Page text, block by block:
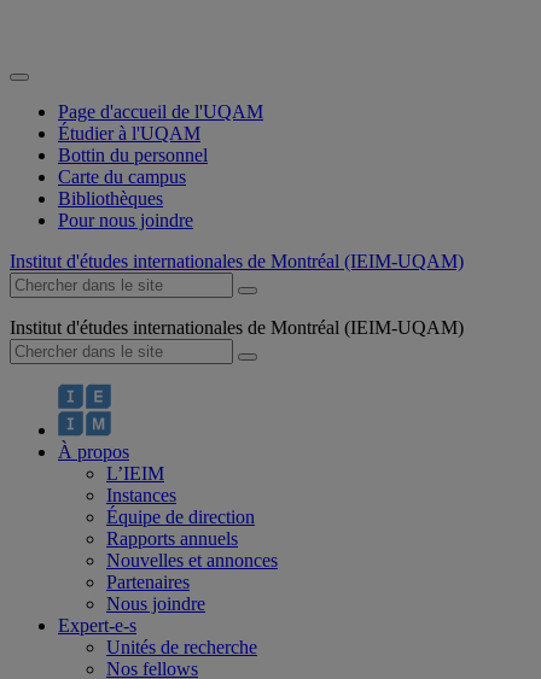
Page d'accueil de l'UQAM
Étudier à l'UQAM
Bottin du personnel
Carte du campus
Bibliothèques
Pour nous joindre
Institut d'études internationales de Montréal (IEIM-UQAM)
Institut d'études internationales de Montréal (IEIM-UQAM)
À propos
L’IEIM
Instances
Équipe de direction
Rapports annuels
Nouvelles et annonces
Partenaires
Nous joindre
Expert-e-s
Unités de recherche
Nos fellows